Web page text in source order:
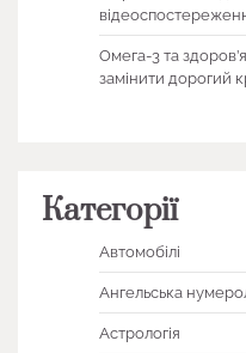
Омега-3 та
замінити дорогий
Категорії
Автомобілі
Ангельська
Астрологія